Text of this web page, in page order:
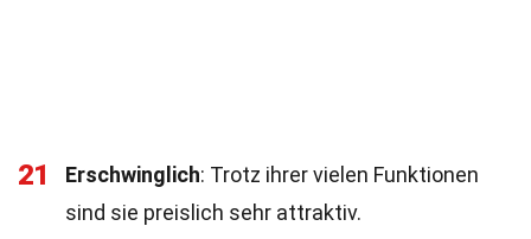
21 Erschwinglich: Trotz ihrer vielen Funktionen
sind sie preislich sehr attraktiv.